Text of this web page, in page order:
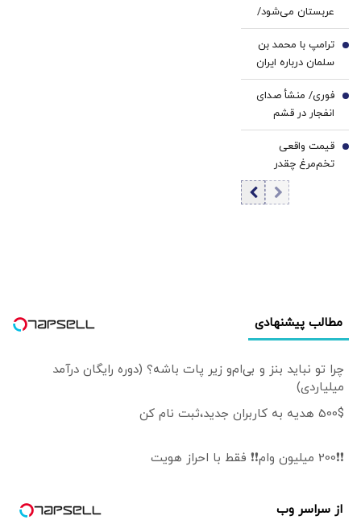
عربستان می‌شود/
دیدار با محمد
بن‌سلمان در ریاض
ترامپ با محمد بن
سلمان درباره ایران
گفت‌وگو می‌کند/
جزئیات تماس
تلفنی
5
فوری/ منشأ صدای
انفجار در قشم
مشخص شد/ مقابه
با اهداف دشمن در
ورودی تنگه هرمز
6
قیمت واقعی
تخم‌مرغ چقدر
است؟/ مصرف
روزانه ۳ هزار و ۳۰۰
7
مطالب پیشنهادی
چرا تو نباید بنز و بی‌ام‌و زیر پات باشه؟ (دوره رایگان درآمد
میلیاردی)
500$ هدیه به کاربران جدید،ثبت نام کن
❗❗200 میلیون وام❗❗ فقط با احراز هویت
از سراسر وب